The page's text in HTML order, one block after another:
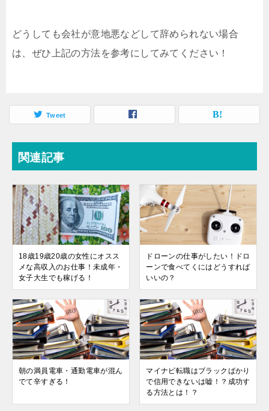
どうしても会社が意地悪などして辞められない場合
は、ぜひ上記の方法を参考にしてみてください！
Tweet
関連記事
18歳19歳20歳の女性にオスス
メな高収入のお仕事！未成年・
女子大生でも稼げる！
ドローンの仕事がしたい！ドロ
ーンで食べてくにはどうすれば
いいの？
朝の満員電車・通勤電車が混ん
でて辛すぎる！
マイナビ転職はブラックばかり
で信用できないは嘘！？成功す
る方法とは！？